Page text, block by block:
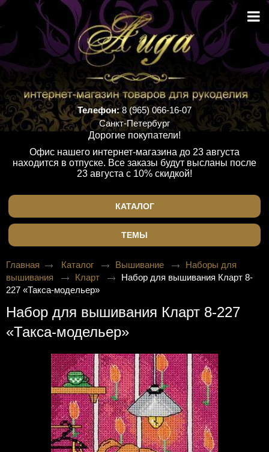
Телефон:8 (965) 066-16-07
Санкт-Петербург
Дорогие покупатели!
Офис нашего интернет-магазина до 23 августа
находится в отпуске. Все заказы будут высланы после
23 августа с 10% скидкой!
КАТАЛОГ
ТЕМЫ
Главная Каталог Вышивание
Наборы для
вышивания
Кларт
Набор для вышивания Кларт 8-
227 «Такса-модельер»
Набор для вышивания Кларт 8-227
«Такса-модельер»